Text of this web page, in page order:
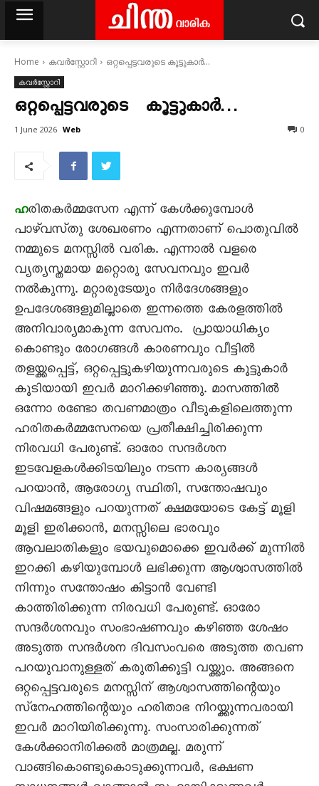
Home കവര്‍സ്റ്റോറി ഒറ്റപ്പെട്ടവരുടെ കൂട്ടുകാർ...
കവര്‍സ്റ്റോറി
ഒറ്റപ്പെട്ടവരുടെ കൂട്ടുകാർ…
1 June 2026 Web 0
ഹരിതകർമ്മസേന എന്ന് കേൾക്കുമ്പോൾ
പാഴ്വസ്‌തു ശേഖരണം എന്നതാണ് പൊതുവിൽ
നമ്മുടെ മനസ്സിൽ വരിക. എന്നാൽ വളരെ
വ്യത്യസ്തമായ മറ്റൊരു സേവനവും ഇവർ
നൽകുന്നു. മറ്റാരുടേയും നിർദേശങ്ങളും
ഉപദേശങ്ങളുമില്ലാതെ ഇന്നത്തെ കേരളത്തിൽ
അനിവാര്യമാകുന്ന സേവനം. പ്രായാധിക്യം
കൊണ്ടും രോഗങ്ങൾ കാരണവും വീട്ടിൽ
തളയ്ക്കപ്പെട്ട്, ഒറ്റപ്പെട്ടുകഴിയുന്നവരുടെ കൂട്ടുകാർ
കൂടിയായി ഇവർ മാറിക്കഴിഞ്ഞു. മാസത്തിൽ
ഒന്നോ രണ്ടോ തവണമാത്രം വീടുകളിലെത്തുന്ന
ഹരിതകർമ്മസേനയെ പ്രതീക്ഷിച്ചിരിക്കുന്ന
നിരവധി പേരുണ്ട്. ഓരോ സന്ദർശന
ഇടവേളകൾക്കിടയിലും നടന്ന കാര്യങ്ങൾ
പറയാൻ, ആരോഗ്യ സ്ഥിതി, സന്തോഷവും
വിഷമങ്ങളും പറയുന്നത് ക്ഷമയോടെ കേട്ട് മൂളി
മൂളി ഇരിക്കാൻ, മനസ്സിലെ ഭാരവും
ആവലാതികളും ഭയവുമൊക്കെ ഇവർക്ക് മുന്നിൽ
ഇറക്കി കഴിയുമ്പോൾ ലഭിക്കുന്ന ആശ്വാസത്തിൽ
നിന്നും സന്തോഷം കിട്ടാൻ വേണ്ടി
കാത്തിരിക്കുന്ന നിരവധി പേരുണ്ട്. ഓരോ
സന്ദർശനവും സംഭാഷണവും കഴിഞ്ഞ ശേഷം
അടുത്ത സന്ദർശന ദിവസംവരെ അടുത്ത തവണ
പറയുവാനുള്ളത് കരുതിക്കൂട്ടി വയ്ക്കും. അങ്ങനെ
ഒറ്റപ്പെട്ടവരുടെ മനസ്സിന് ആശ്വാസത്തിന്റെയും
സ്‌നേഹത്തിന്റെയും ഹരിതാഭ നിറയ്ക്കുന്നവരായി
ഇവർ മാറിയിരിക്കുന്നു. സംസാരിക്കുന്നത്
കേൾക്കാനിരിക്കൽ മാത്രമല്ല. മരുന്ന്
വാങ്ങികൊണ്ടുകൊടുക്കുന്നവർ, ഭക്ഷണ